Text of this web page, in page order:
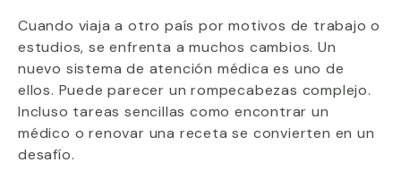
Cuando viaja a otro país por motivos de trabajo o
estudios, se enfrenta a muchos cambios. Un
nuevo sistema de atención médica es uno de
ellos. Puede parecer un rompecabezas complejo.
Incluso tareas sencillas como encontrar un
médico o renovar una receta se convierten en un
desafío.